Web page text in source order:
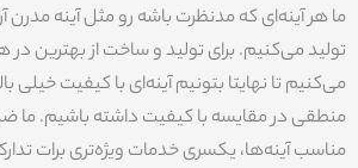
ما هر آینه‌ای که مدنظرت باشه رو مثل آینه مدرن
تولید می‌کنیم. برای تولید و ساخت از بهترین در
می‌کنیم تا نهایتا بتونیم آینه‌ای با کیفیت خیلی
منطقی در مقایسه با کیفیت داشته باشیم. ما
مناسب آینه‌ها، یکسری خدمات ویژ‌ه‌تری برات